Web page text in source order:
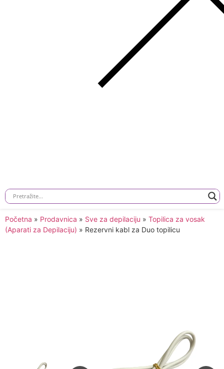
Početna » Prodavnica » Sve za depilaciju » Topilica za vosak
(Aparati za Depilaciju) » Rezervni kabl za Duo topilicu